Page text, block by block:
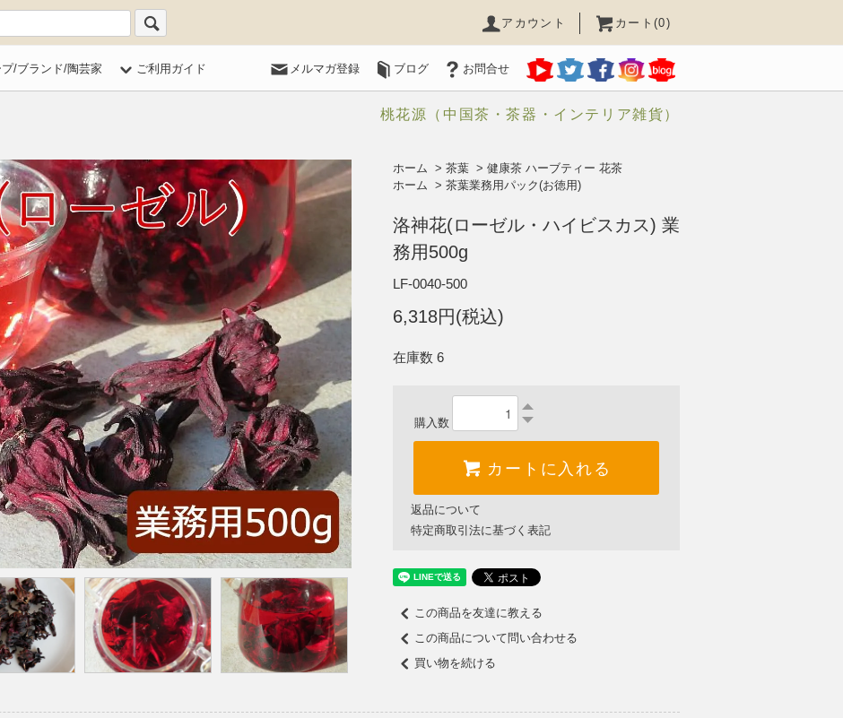
アカウント カート(0)
/ブランド/陶芸家 ご利用ガイド メルマガ登録 ブログ お問合せ
桃花源（中国茶・茶器・インテリア雑貨）
ホーム > 茶葉 > 健康茶 ハーブティー 花茶
ホーム > 茶葉業務用パック(お徳用)
洛神花(ローゼル・ハイビスカス) 業
務用500g
LF-0040-500
6,318円(税込)
在庫数 6
購入数
カートに入れる
返品について
特定商取引法に基づく表記
この商品を友達に教える
この商品について問い合わせる
買い物を続ける